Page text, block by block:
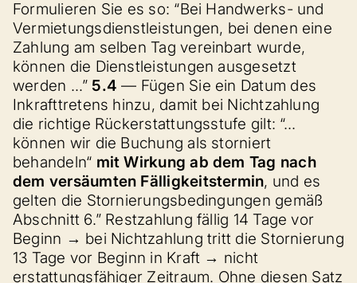
Formulieren Sie es so: “Bei Handwerks- und
Vermietungsdienstleistungen, bei denen eine
Zahlung am selben Tag vereinbart wurde,
können die Dienstleistungen ausgesetzt
werden …” 5.4 — Fügen Sie ein Datum des
Inkrafttretens hinzu, damit bei Nichtzahlung
die richtige Rückerstattungsstufe gilt: “…
können wir die Buchung als storniert
behandeln“ mit Wirkung ab dem Tag nach
dem versäumten Fälligkeitstermin, und es
gelten die Stornierungsbedingungen gemäß
Abschnitt 6.” Restzahlung fällig 14 Tage vor
Beginn → bei Nichtzahlung tritt die Stornierung
13 Tage vor Beginn in Kraft → nicht
erstattungsfähiger Zeitraum. Ohne diesen Satz